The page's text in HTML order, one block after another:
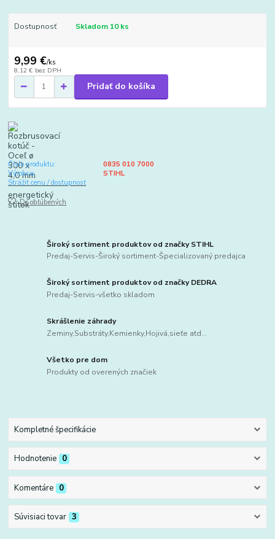
Dostupnosť Skladom 10 ks
9,99 €/ks
8,12 € bez DPH
Pridať do košíka
Číslo produktu:
0835 010 7000
Výrobca:
STIHL
Strážiť cenu / dostupnosť
Do obľúbených
Široký sortiment produktov od značky STIHL
Predaj-Servis-Široký sortiment-Špecializovaný predajca
Široký sortiment produktov od značky DEDRA
Predaj-Servis-všetko skladom
Skrášlenie záhrady
Zeminy,Substráty,Kemienky,Hojivá,sieťe atd...
Všetko pre dom
Produkty od overených značiek
Kompletné špecifikácie
Hodnotenie 0
Komentáre 0
Súvisiaci tovar 3